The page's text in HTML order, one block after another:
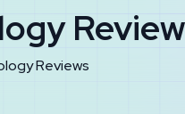
Reviews